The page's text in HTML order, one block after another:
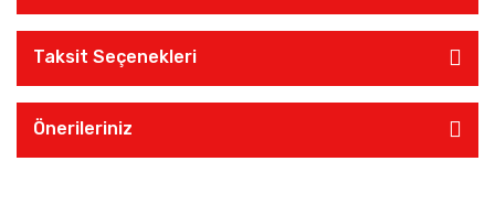
Taksit Seçenekleri
Önerileriniz